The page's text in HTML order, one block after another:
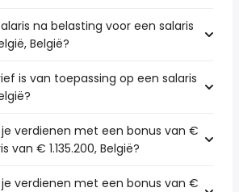
na belasting voor een salaris
België?
is van toepassing op een salaris
verdienen met een bonus van €
van € 1.135.200, België?
verdienen met een bonus van €